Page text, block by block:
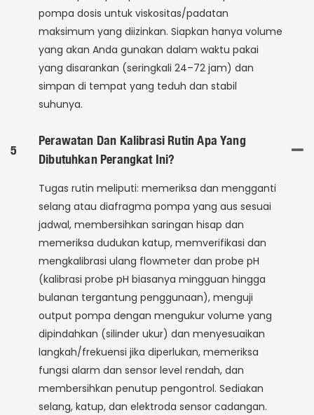
pompa dosis untuk viskositas/padatan
maksimum yang diizinkan. Siapkan hanya volume
yang akan Anda gunakan dalam waktu pakai
yang disarankan (seringkali 24–72 jam) dan
simpan di tempat yang teduh dan stabil
suhunya.
5
Perawatan Dan Kalibrasi Rutin Apa Yang
Dibutuhkan Perangkat Ini?
Tugas rutin meliputi: memeriksa dan mengganti
selang atau diafragma pompa yang aus sesuai
jadwal, membersihkan saringan hisap dan
memeriksa dudukan katup, memverifikasi dan
mengkalibrasi ulang flowmeter dan probe pH
(kalibrasi probe pH biasanya mingguan hingga
bulanan tergantung penggunaan), menguji
output pompa dengan mengukur volume yang
dipindahkan (silinder ukur) dan menyesuaikan
langkah/frekuensi jika diperlukan, memeriksa
fungsi alarm dan sensor level rendah, dan
membersihkan penutup pengontrol. Sediakan
selang, katup, dan elektroda sensor cadangan.